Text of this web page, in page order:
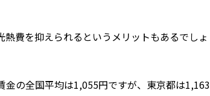
費を抑えられるというメリットもあるでしょ
金の全国平均は1,055円ですが、東京都は1,163